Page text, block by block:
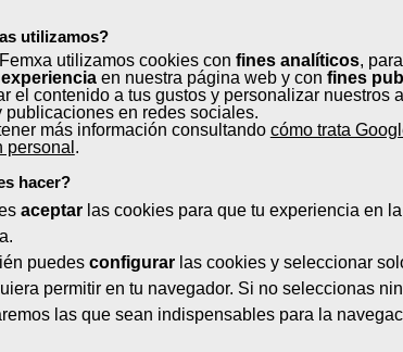
utilizamos?
utilizamos cookies con fines analíticos,
en nuestra página web y con fines
el contenido a tus gustos y personalizar nuestros
publicaciones en redes sociales.
más información consultando cómo trata
personal .
hacer?
aceptarlas cookies para que tu experiencia en
puedes configurarlas cookies y seleccionar
permitir en tu navegador. Si no seleccionas
las que sean indispensables para la
en Valencia ¡Plazas
de formación gratuita en
tiempo?☹¡No te preocupes! Próximamente
encursosfemxa.es, mantén tu perfil
.